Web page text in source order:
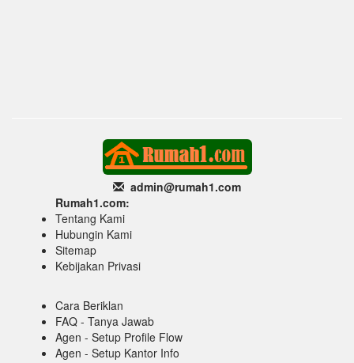
admin@rumah1.com
Rumah1.com:
Tentang Kami
Hubungin Kami
Sitemap
Kebijakan Privasi
Cara Beriklan
FAQ - Tanya Jawab
Agen - Setup Profile Flow
Agen - Setup Kantor Info